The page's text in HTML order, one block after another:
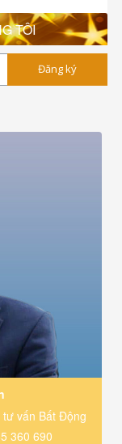
TÔI
Đăng ký
vấn Bất Động
360 690